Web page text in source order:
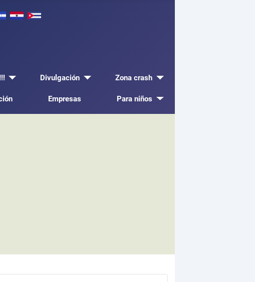
Divulgación Zona crash
Empresas Para niños